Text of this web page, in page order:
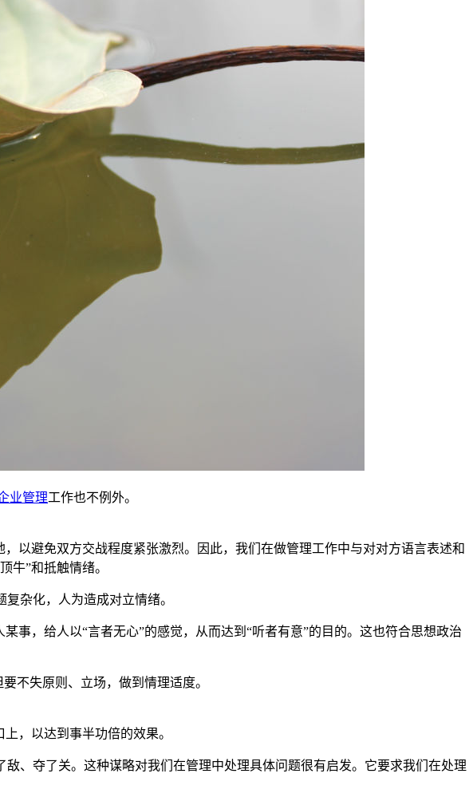
业管理工作也不例外。
以避免双方交战程度紧张激烈。因此，我们在做管理工作中与对对方语言表述和
牛”和抵触情绪。
杂化，人为造成对立情绪。
事，给人以“言者无心”的感觉，从而达到“听者有意”的目的。这也符合思想政治
不失原则、立场，做到情理适度。
，以达到事半功倍的效果。
、夺了关。这种谋略对我们在管理中处理具体问题很有启发。它要求我们在处理